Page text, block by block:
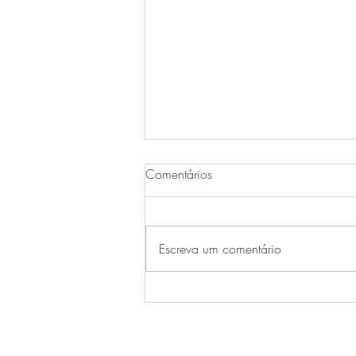
Comentários
Escreva um comentário